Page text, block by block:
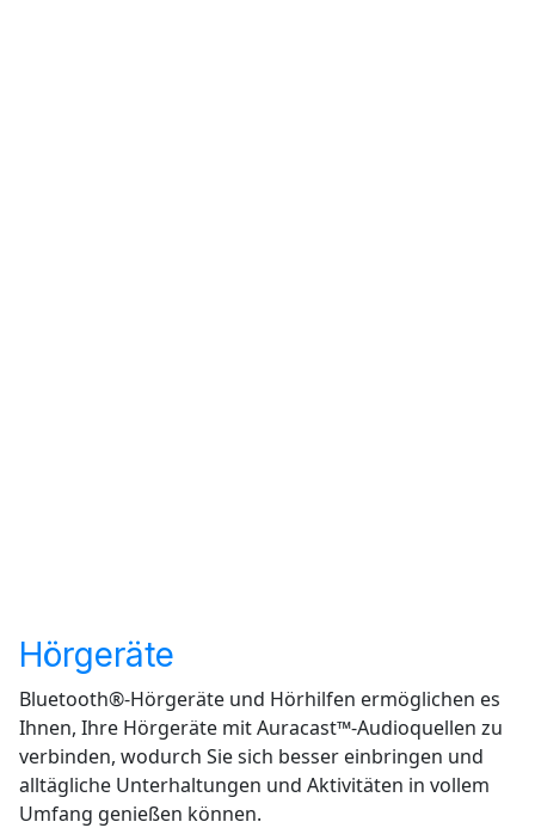
Hörgeräte
Bluetooth®-Hörgeräte und Hörhilfen ermöglichen es
Ihnen, Ihre Hörgeräte mit Auracast™-Audioquellen zu
verbinden, wodurch Sie sich besser einbringen und
alltägliche Unterhaltungen und Aktivitäten in vollem
Umfang genießen können.